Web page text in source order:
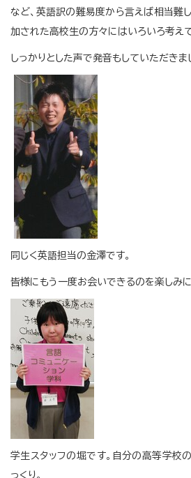
など、英語訳の難易度から言えば相当難
加された高校生の方々にはいろいろ考えて
しっかりとした声で発音もしていただきま
同じく英語担当の金澤です。
皆様にもう一度お会いできるのを楽しみ
学生スタッフの堀です。自分の高等学校
っくり。